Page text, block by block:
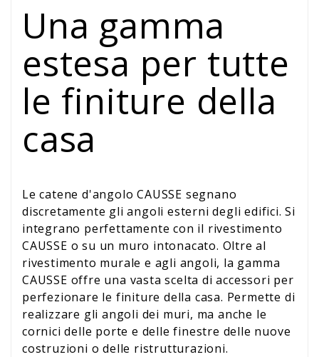
Una gamma
estesa per tutte
le finiture della
casa
Le catene d'angolo CAUSSE segnano
discretamente gli angoli esterni degli edifici. Si
integrano perfettamente con il rivestimento
CAUSSE o su un muro intonacato. Oltre al
rivestimento murale e agli angoli, la gamma
CAUSSE offre una vasta scelta di accessori per
perfezionare le finiture della casa. Permette di
realizzare gli angoli dei muri, ma anche le
cornici delle porte e delle finestre delle nuove
costruzioni o delle ristrutturazioni.